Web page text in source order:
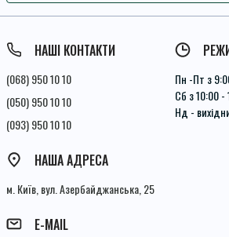
Умови угоди
НАШІ КОНТАКТИ
(068) 950 10 10
(050) 950 10 10
(093) 950 10 10
Пн -Пт з
Сб з 10:00 -
Нд -
НАША АДРЕСА
м. Київ, вул. Азербайджанська, 25
E-MAIL